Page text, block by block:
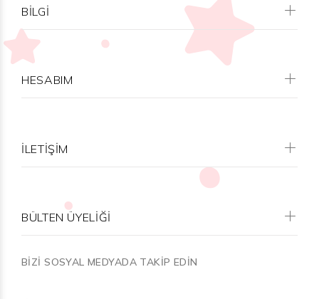
BILGI
HESABIM
İLETİŞİM
BÜLTEN ÜYELİĞİ
BİZİ SOSYAL MEDYADA TAKİP EDİN